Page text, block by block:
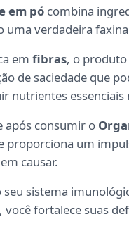
em pó combina
verdadeira
em fibras, o
de saciedade que
nutrientes essenciais
após consumir o
proporciona um
causar.
sistema
, você fortalece suas